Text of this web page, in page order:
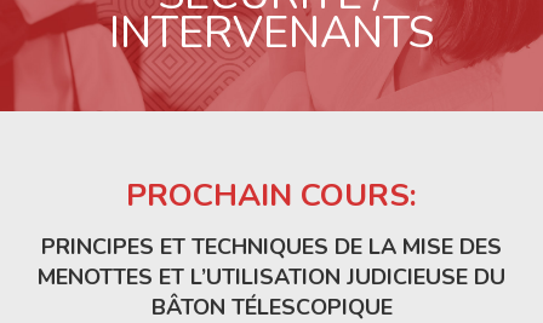
INTERVENANTS
PROCHAIN COURS:
PRINCIPES ET TECHNIQUES DE LA MISE DES
MENOTTES ET L’UTILISATION JUDICIEUSE DU
BÂTON TÉLESCOPIQUE